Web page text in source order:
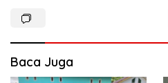
Baca Juga